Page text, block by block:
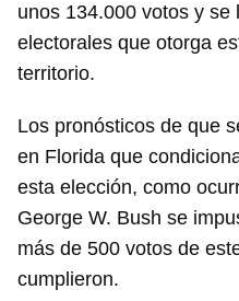
unos 134.000 votos y se
electorales que otorga
territorio.
Los pronósticos de que
en Florida que
esta elección, como
George W. Bush se
más de 500 votos de
cumplieron.